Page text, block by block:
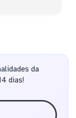
da
dias!